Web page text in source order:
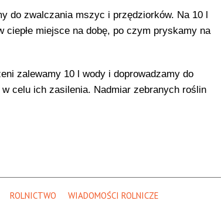
do zwalczania mszyc i przędziorków. Na 10 l
miejsce na dobę, po czym pryskamy na
zalewamy 10 l wody i doprowadzamy do
celu ich zasilenia. Nadmiar zebranych roślin
ROLNICTWO
WIADOMOŚCI ROLNICZE